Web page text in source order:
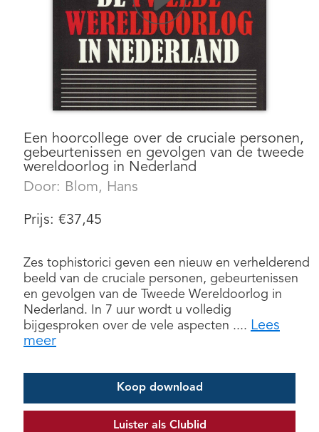
Een hoorcollege over de cruciale personen,
gebeurtenissen en gevolgen van de tweede
wereldoorlog in Nederland
Door: Blom, Hans
Prijs: €37,45
Zes tophistorici geven een nieuw en verhelderend
beeld van de cruciale personen, gebeurtenissen
en gevolgen van de Tweede Wereldoorlog in
Nederland. In 7 uur wordt u volledig
bijgesproken over de vele aspecten .... Lees
meer
Koop download
Luister als Clublid